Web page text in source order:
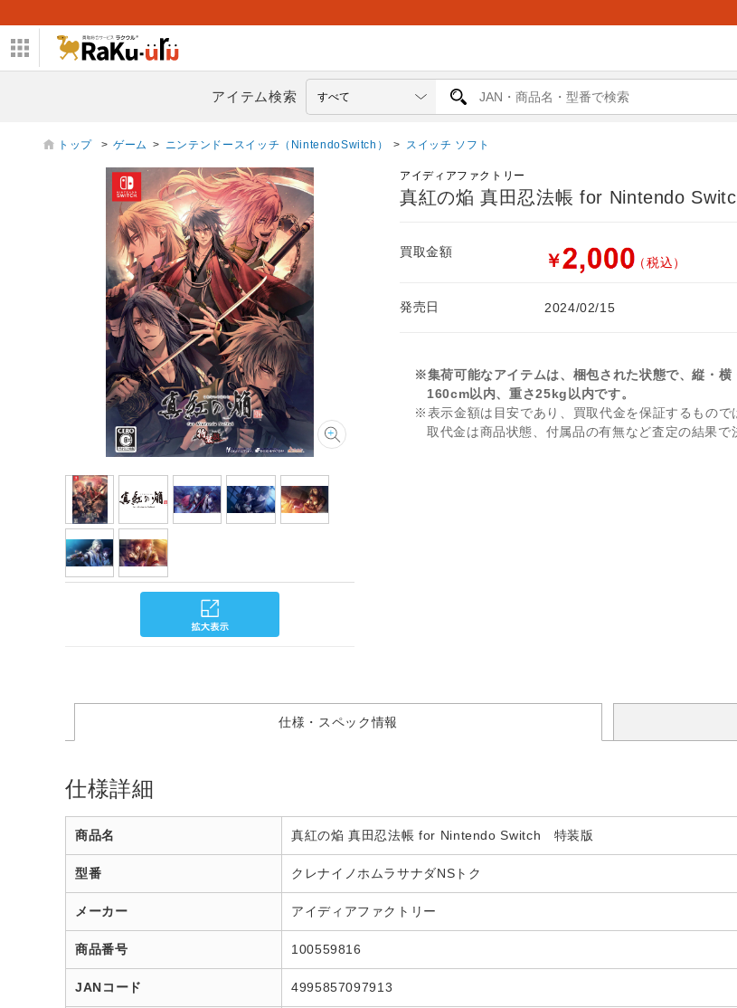
アイテム検索
トップ > ゲーム > ニンテンドースイッチ（NintendoSwitch） > スイッチ ソフト
アイディアファクトリー
真紅の焔 真田忍法帳 for Nintendo
買取金額 ￥ （税込）
発売日 2024/02/15
※集荷可能なアイテムは、梱包された状態で、縦・横
160cm以内、重さ25kg以内です。
※表示金額は目安であり、買取代金を保証するもので
取代金は商品状態、付属品の有無など査定の結果で
仕様・スペック情報
仕様詳細
商品名 真紅の焔 真田忍法帳 for Nintendo Switch 特装版
型番 クレナイノホムラサナダNSトク
メーカー アイディアファクトリー
商品番号 100559816
JANコード 4995857097913